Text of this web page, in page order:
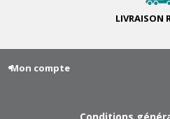
LIVRAISON
Mon compte